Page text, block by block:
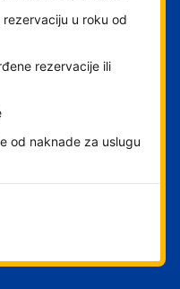
u roku od
rezervacije ili
od naknade za uslugu